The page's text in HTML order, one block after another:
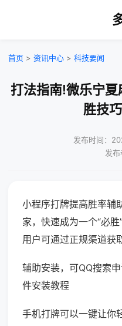
首页 > 资讯中心 > 科技要闻
打法指南!微乐宁
胜技
发布时间：
发
小程序打牌提高胜率辅
家，快速成为一个“必
用户可通过正规渠道获
辅助安装，可QQ搜索
件安装教程
手机打牌可以一键让你